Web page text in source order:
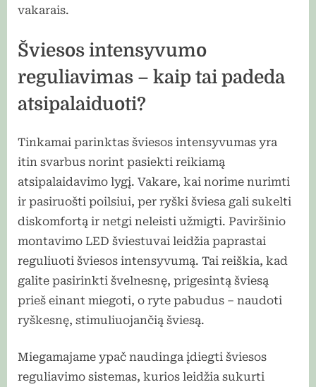
vakarais.
Šviesos intensyvumo
reguliavimas – kaip tai padeda
atsipalaiduoti?
Tinkamai parinktas šviesos intensyvumas yra
itin svarbus norint pasiekti reikiamą
atsipalaidavimo lygį. Vakare, kai norime nurimti
ir pasiruošti poilsiui, per ryški šviesa gali sukelti
diskomfortą ir netgi neleisti užmigti. Paviršinio
montavimo LED šviestuvai leidžia paprastai
reguliuoti šviesos intensyvumą. Tai reiškia, kad
galite pasirinkti švelnesnę, prigesintą šviesą
prieš einant miegoti, o ryte pabudus – naudoti
ryškesnę, stimuliuojančią šviesą.
Miegamajame ypač naudinga įdiegti šviesos
reguliavimo sistemas, kurios leidžia sukurti